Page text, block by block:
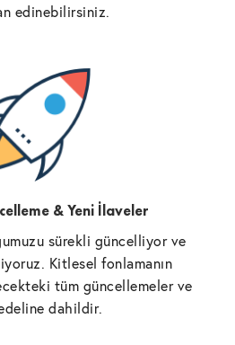
edinebilirsiniz.
& Yeni İlaveler
sürekli güncelliyor ve
Kitlesel fonlamanın
tüm güncellemeler ve
dahildir.